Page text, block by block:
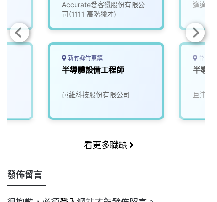
Accurate愛客獵股份有限公
司(1111 高階獵才)
新竹縣竹東鎮
半導體設備工程師
邑維科技股份有限公司
逢達能
台中
半導
巨沛股
看更多職缺
發佈留言